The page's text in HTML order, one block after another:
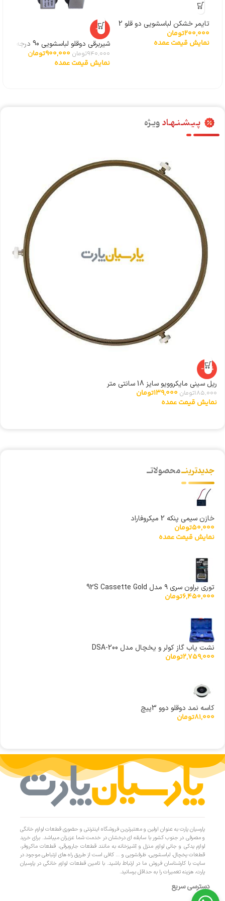
تایمر خشکن لباسشویی دو قلو 2
سیم
200,000تومان
نمایش قیمت عمده
-4%
شیربرقی دوقلو لباسشویی 90 درجه
توشیبا
940,000تومان 900,000تومان
نمایش قیمت عمده
پـیـشـنـهـادویـژه
-25%
ریل سینی مایکروویو سایز 18 سانتی متر
185,000تومان 139,000تومان
نمایش قیمت عمده
جدیدترینــمحصولاتــ
خازن سیمی پنکه 2 میکروفاراد
50,000تومان
نمایش قیمت عمده
توری براون سری ۹ مدل 92S Cassette Gold
6,450,000تومان
نشت یاب گاز کولر و یخچال مدل DSA-200
2,759,000تومان
کاسه نمد دوقلو دوو 3پیچ
81,000تومان
پارسیان پارت به عنوان اولین و معتبرترین فروشگاه اینترنتی و حضوری قطعات لوازم خانگی
و مصرفی در جنوب کشور با سابقه ای درخشان در خدمت شما عزیزان میباشد. برای خرید
لوازم یدکی و جانی لوازم منزل و آشپزخانه به مانند قطعات جاروبرقی، قطعات ماکروفر،
قطعات یخچال، لباسشویی، ظرفشویی و … کافی است از طریق راه های ارتباطی موجود در
سایت با کارشناسان فروش ما در ارتباط باشید. با تامین قطعات لوازم خانگی در پارسیان
پارت، هزینه تعمیرات را به حداقل برسانید.
دسترسی سریع